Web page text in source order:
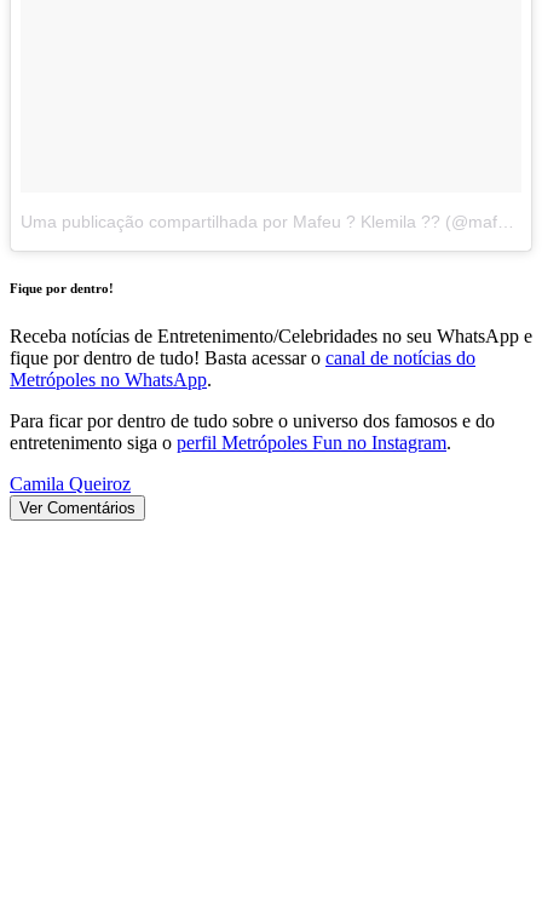
Fique por dentro!
Receba notícias de Entretenimento/Celebridades no seu WhatsApp e
fique por dentro de tudo! Basta acessar o canal de notícias do
Metrópoles no WhatsApp.
Para ficar por dentro de tudo sobre o universo dos famosos e do
entretenimento siga o perfil Metrópoles Fun no Instagram.
Camila Queiroz
Ver Comentários